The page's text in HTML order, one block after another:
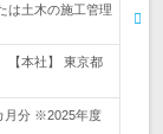
は土木の施工管理
【本社】 東京都
月分 ※2025年度